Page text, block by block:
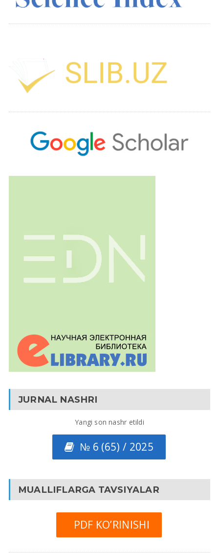
JURNAL NASHRI
Yangi son nashr etildi
№ 6 (65) / 2025
MUALLIFLARGA TAVSIYALAR
PDF KO’RINISHI